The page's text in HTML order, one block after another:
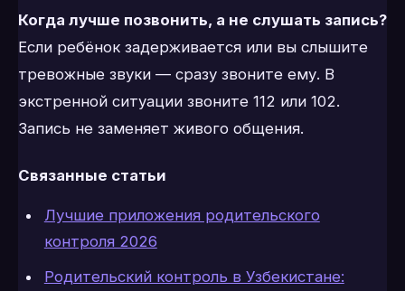
Когда лучше позвонить, а не слушать запись?
Если ребёнок задерживается или вы слышите
тревожные звуки — сразу звоните ему. В
экстренной ситуации звоните 112 или 102.
Запись не заменяет живого общения.
Связанные статьи
Лучшие приложения родительского
контроля 2026
Родительский контроль в Узбекистане: